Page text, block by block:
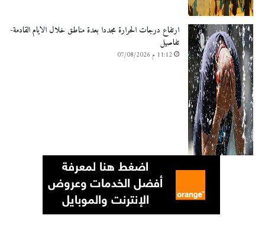
ارتفاع درجات الحرارة مجددا بعدة مناطق خلال الايام القادمة-
تفاصيل
11:12 م 07/08/2026